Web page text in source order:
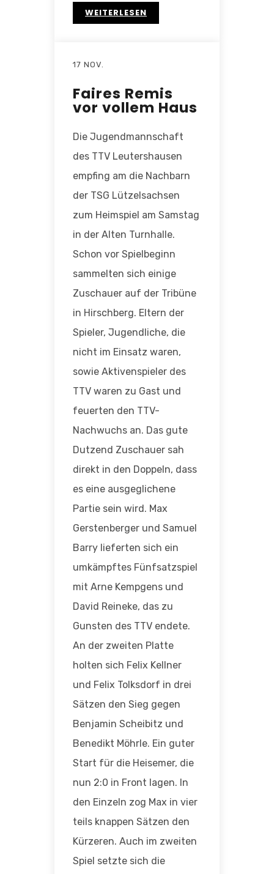
WEITERLESEN
17 NOV.
Faires Remis
vor vollem Haus
Die Jugendmannschaft
des TTV Leutershausen
empfing am die Nachbarn
der TSG Lützelsachsen
zum Heimspiel am Samstag
in der Alten Turnhalle.
Schon vor Spielbeginn
sammelten sich einige
Zuschauer auf der Tribüne
in Hirschberg. Eltern der
Spieler, Jugendliche, die
nicht im Einsatz waren,
sowie Aktivenspieler des
TTV waren zu Gast und
feuerten den TTV-
Nachwuchs an. Das gute
Dutzend Zuschauer sah
direkt in den Doppeln, dass
es eine ausgeglichene
Partie sein wird. Max
Gerstenberger und Samuel
Barry lieferten sich ein
umkämpftes Fünfsatzspiel
mit Arne Kempgens und
David Reineke, das zu
Gunsten des TTV endete.
An der zweiten Platte
holten sich Felix Kellner
und Felix Tolksdorf in drei
Sätzen den Sieg gegen
Benjamin Scheibitz und
Benedikt Möhrle. Ein guter
Start für die Heisemer, die
nun 2:0 in Front lagen. In
den Einzeln zog Max in vier
teils knappen Sätzen den
Kürzeren. Auch im zweiten
Spiel setzte sich die